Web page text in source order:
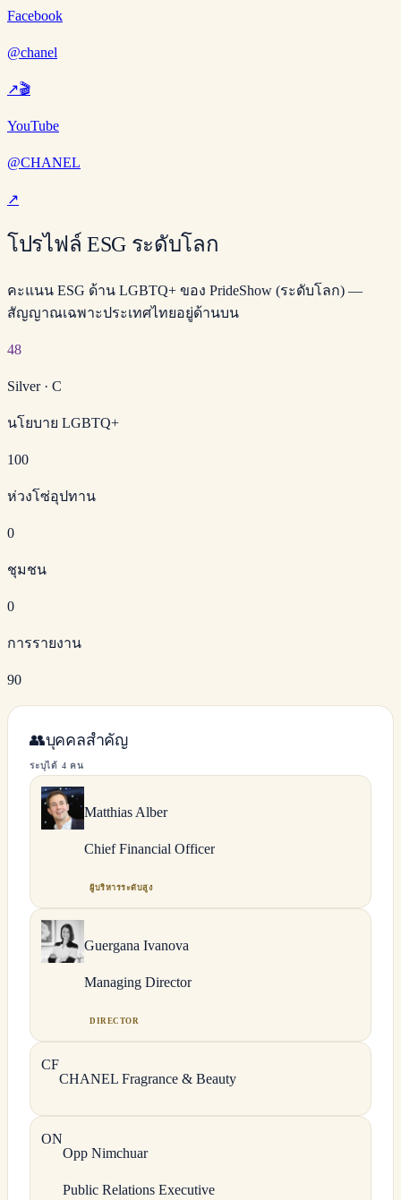
Facebook
@chanel
↗🎬
YouTube
@CHANEL
↗
โปรไฟล์ ESG ระดับโลก
คะแนน ESG ด้าน LGBTQ+ ของ PrideShow (ระดับโลก) —
สัญญาณเฉพาะประเทศไทยอยู่ด้านบน
48
Silver· C
นโยบาย LGBTQ+
100
ห่วงโซ่อุปทาน
0
ชุมชน
0
การรายงาน
90
👥บุคคลสำคัญ
ระบุได้ 4 คน
Matthias Alber
Chief Financial Officer
ผู้บริหารระดับสูง
Guergana Ivanova
Managing Director
DIRECTOR
CF
CHANEL Fragrance & Beauty
ON
Opp Nimchuar
Public Relations Executive